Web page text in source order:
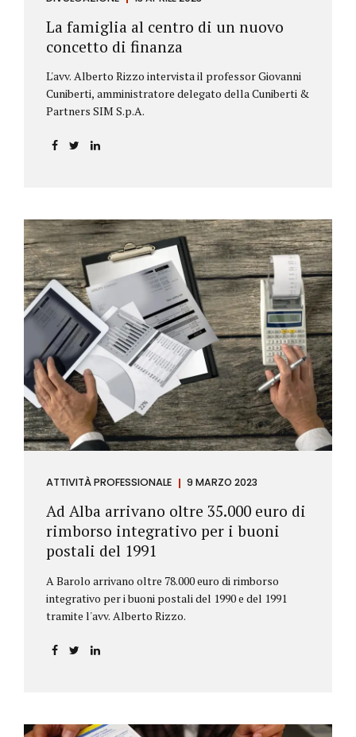
La famiglia al centro di un nuovo
concetto di finanza
L'avv. Alberto Rizzo intervista il professor Giovanni
Cuniberti, amministratore delegato della Cuniberti &
Partners SIM S.p.A.
ATTIVITÀ PROFESSIONALE 9 MARZO 2023
Ad Alba arrivano oltre 35.000 euro di
rimborso integrativo per i buoni
postali del 1991
A Barolo arrivano oltre 78.000 euro di rimborso
integrativo per i buoni postali del 1990 e del 1991
tramite l'avv. Alberto Rizzo.